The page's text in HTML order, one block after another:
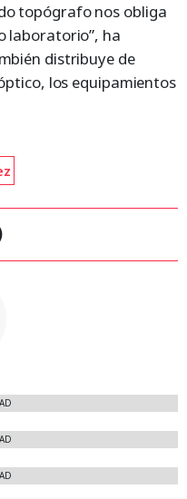
topógrafo nos obliga
laboratorio”, ha
distribuye de
los equipamientos